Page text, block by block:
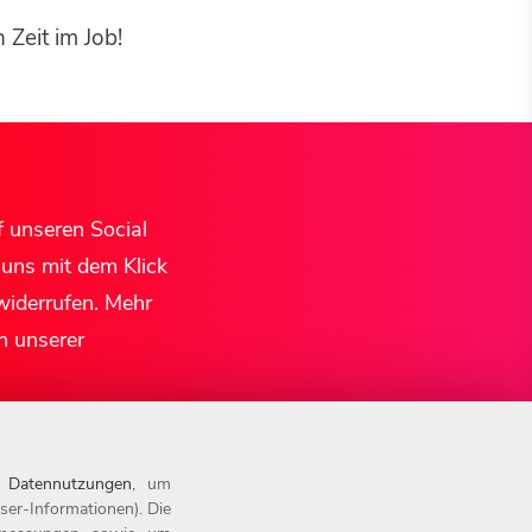
im Job!
Social
mit dem Klick
Mehr
unserer
Datennutzungen, um
Informationen). Die